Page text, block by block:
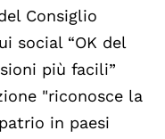
Consiglio
social “OK del
più facili”
"riconosce la
in paesi